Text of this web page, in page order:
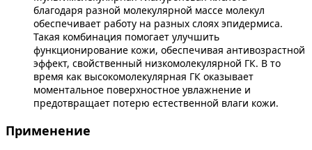
благодаря разной молекулярной массе молекул
обеспечивает работу на разных слоях эпидермиса.
Такая комбинация помогает улучшить
функционирование кожи, обеспечивая антивозрастной
эффект, свойственный низкомолекулярной ГК. В то
время как высокомолекулярная ГК оказывает
моментальное поверхностное увлажнение и
предотвращает потерю естественной влаги кожи.
Применение